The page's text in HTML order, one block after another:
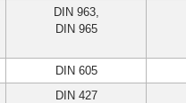
DIN 963,
DIN 965
DIN 605
DIN 427